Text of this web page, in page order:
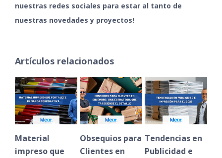
nuestras redes sociales para estar al tanto de
nuestras novedades y proyectos!
Artículos relacionados
Material
impreso que
Obsequios para
Clientes en
Tendencias en
Publicidad e